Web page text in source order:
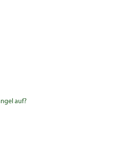
auf?